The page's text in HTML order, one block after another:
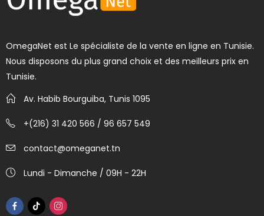
OmegaNet est Le spécialiste de la vente en ligne en Tunisie.
Nous disposons du plus grand choix et des meilleurs prix en
Tunisie.
Av. Habib Bourguiba, Tunis 1095
+(216) 31 420 566 / 96 657 549
contact@omeganet.tn
Lundi - Dimanche / 09H - 22H